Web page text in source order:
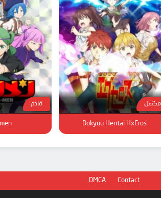
مكتمل
Dokyuu Hentai HxEros
قادم
DMCA Contact